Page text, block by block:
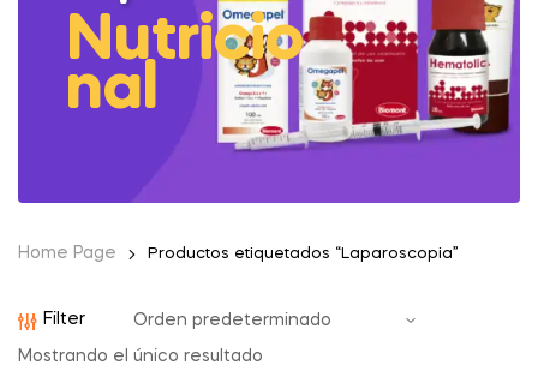
Nutricio
nal
Home Page Productos etiquetados “Laparoscopia”
Filter
Mostrando el único resultado